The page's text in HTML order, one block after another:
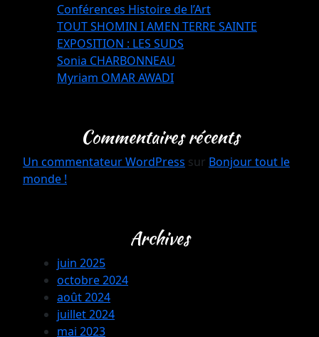
Conférences Histoire de l’Art
TOUT SHOMIN I AMEN TERRE SAINTE
EXPOSITION : LES SUDS
Sonia CHARBONNEAU
Myriam OMAR AWADI
Commentaires récents
Un commentateur WordPress sur Bonjour tout le
monde !
Archives
juin 2025
octobre 2024
août 2024
juillet 2024
mai 2023